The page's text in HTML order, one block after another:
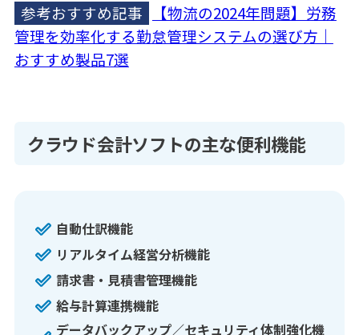
参考おすすめ記事
【物流の2024年問題】労務
管理を効率化する勤怠管理システムの選び方｜
おすすめ製品7選
クラウド会計ソフトの主な便利機能
自動仕訳機能
リアルタイム経営分析機能
請求書・見積書管理機能
給与計算連携機能
データバックアップ／セキュリティ体制強化機